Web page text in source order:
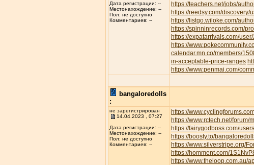
Дата регистрации: --
Местонахождение: --
Пол: не доступно
Комментариев: --
https://teachers.net/jobs/
https://reedsy.com/discovery/
https://listgo.wiloke.com/
https://spinninrecords.com/
https://expatarrivals.com/
https://
calendar.mn.co/members/
in-acceptable-price-ranges
https://www.penmai.com/
bangaloredolls
:
не зарегистрирован
14.04.2023 , 07:27
Дата регистрации: --
Местонахождение: --
Пол: не доступно
Комментариев: --
https://
https://www.rctech.net/
https://fairygodboss.com/
https://boosty.to/
https://www.silverstripe.org/
https://homment.com/
https://www.theloop.com.au/